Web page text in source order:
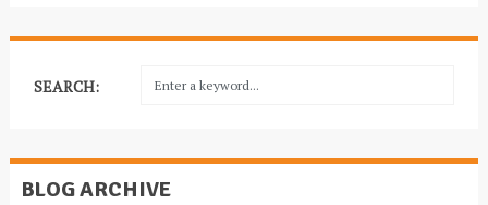
SEARCH:
BLOG ARCHIVE